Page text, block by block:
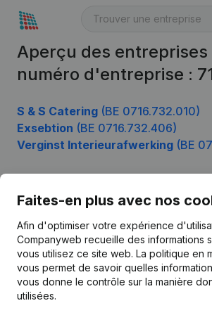
Aperçu des entreprises
numéro d'entreprise :
S & S Catering (BE 0716.732.010)
Exsebtion (BE 0716.732.406)
Verginst Interieurafwerking (BE
Faites-en plus avec nos
Afin d'optimiser votre expérience
Companyweb recueille des informations
vous utilisez ce site web. La politique en
vous permet de savoir quelles
vous donne le contrôle sur la manière
utilisées.
Français
Kantorenpark Everest
Produit